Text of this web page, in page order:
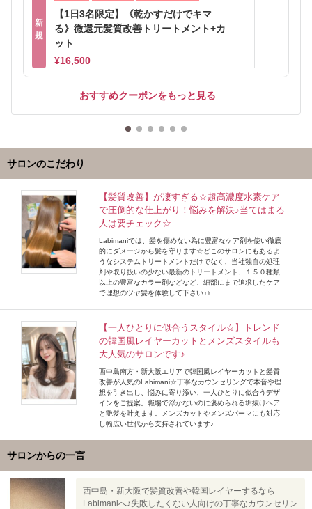
新
規
【1日3名限定】《乾かすだけでキマ
る》微還元髪質改善トリートメント+カ
ット
¥16,500
おすすめクーポンをもっと見る
サロンのこだわり
【髪質改善】が凄すぎる☆超高濃度水素ケア
で圧倒的な仕上がり！悩みを解決♪当てはまる
人は要チェック☆
Labimaniでは、髪を傷めない為に豊富なケア剤を使い徹底
的にダメージから髪を守ります☆どこのサロンにもあるよ
うなシステムトリートメントだけでなく、当社独自の処理
剤や取り扱いの少ない最新のトリートメント、１５０種類
以上の豊富なカラー剤などなど、細部にまで追求したケア
で理想のツヤ髪を体験して下さい♪♪
【一人ひとりに似合うスタイル☆】トレンド
の韓国風レイヤーカットとメンズスタイルも
大人気のサロンです♪
西中島南方・新大阪エリアで韓国風レイヤーカットと髪質
改善が人気のLabimani☆丁寧なカウンセリングで本音や理
想を引き出し、悩みに寄り添い、一人ひとりに似合うデザ
インをご提案。職場で浮かないのに褒められる垢抜けヘア
と艶髪を叶えます。メンズカットやメンズパーマにも対応
し幅広い世代から支持されています♪
サロンからの一言
西中島・新大阪で髪質改善や韓国レイヤーするなら
Labimaniへ♪失敗したくない人向けの丁寧なカウンセリン